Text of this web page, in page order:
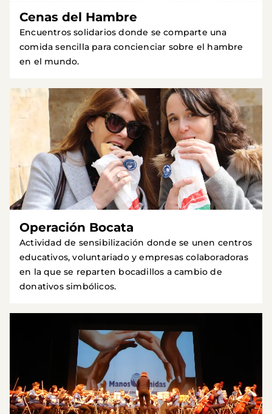
Cenas del Hambre
Encuentros solidarios donde se comparte una
comida sencilla para concienciar sobre el hambre
en el mundo.
Operación Bocata
Actividad de sensibilización donde se unen centros
educativos, voluntariado y empresas colaboradoras
en la que se reparten bocadillos a cambio de
donativos simbólicos.